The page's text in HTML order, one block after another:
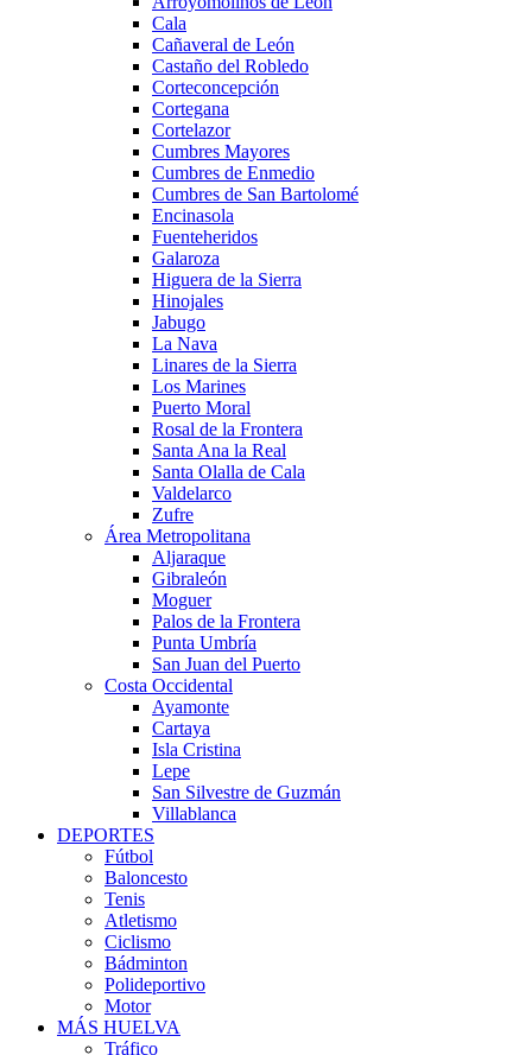
Cala
Cañaveral de León
Castaño del Robledo
Corteconcepción
Cortegana
Cortelazor
Cumbres Mayores
Cumbres de Enmedio
Cumbres de San Bartolomé
Encinasola
Fuenteheridos
Galaroza
Higuera de la Sierra
Hinojales
Jabugo
La Nava
Linares de la Sierra
Los Marines
Puerto Moral
Rosal de la Frontera
Santa Ana la Real
Santa Olalla de Cala
Valdelarco
Zufre
Área Metropolitana
Aljaraque
Gibraleón
Moguer
Palos de la Frontera
Punta Umbría
San Juan del Puerto
Costa Occidental
Ayamonte
Cartaya
Isla Cristina
Lepe
San Silvestre de Guzmán
Villablanca
DEPORTES
Fútbol
Baloncesto
Tenis
Atletismo
Ciclismo
Bádminton
Polideportivo
Motor
MÁS HUELVA
Tráfico